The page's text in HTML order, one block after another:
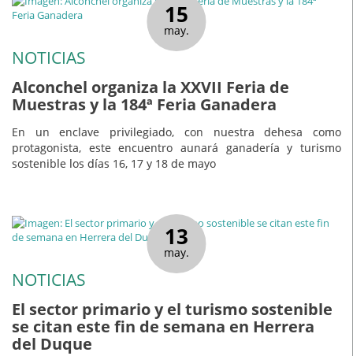
15
may.
NOTICIAS
Alconchel organiza la XXVII Feria de
Muestras y la 184ª Feria Ganadera
En un enclave privilegiado, con nuestra dehesa como
protagonista, este encuentro aunará ganadería y turismo
sostenible los días 16, 17 y 18 de mayo
13
may.
NOTICIAS
El sector primario y el turismo sostenible
se citan este fin de semana en Herrera
del Duque